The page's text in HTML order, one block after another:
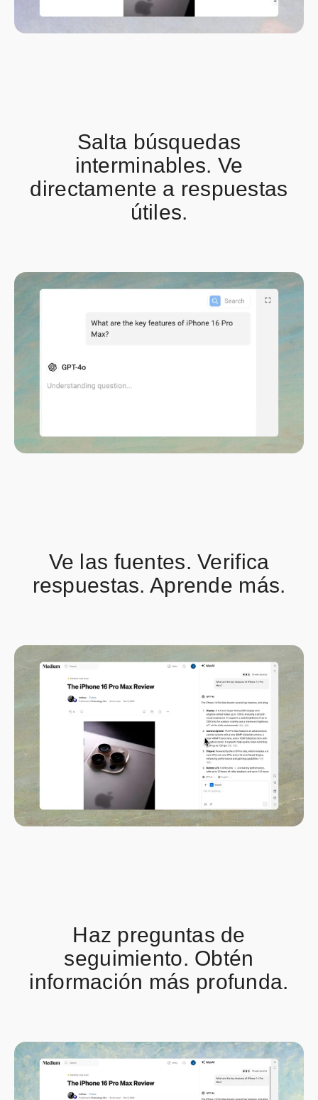
Salta búsquedas
interminables. Ve
directamente a respuestas
útiles.
Ve las fuentes. Verifica
respuestas. Aprende más.
Haz preguntas de
seguimiento. Obtén
información más profunda.